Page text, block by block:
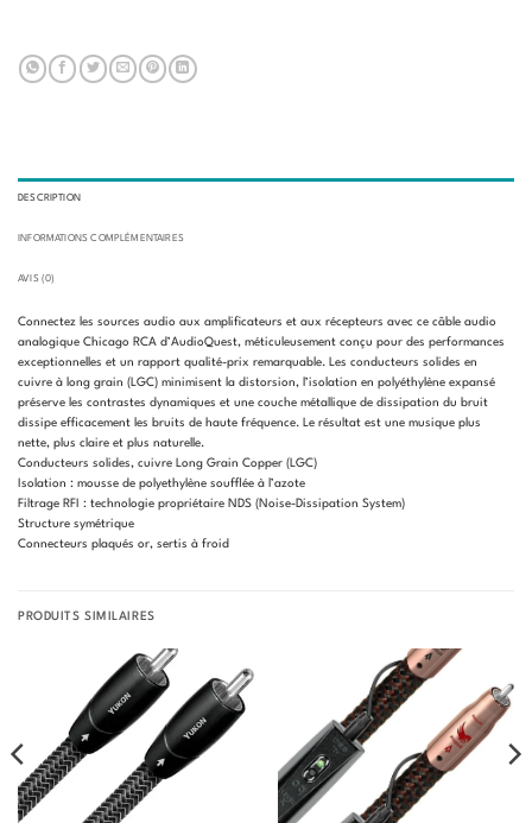
DESCRIPTION
INFORMATIONS COMPLÉMENTAIRES
AVIS (0)
Connectez les sources audio aux amplificateurs et aux récepteurs avec ce câble audio
analogique Chicago RCA d’AudioQuest, méticuleusement conçu pour des performances
exceptionnelles et un rapport qualité-prix remarquable. Les conducteurs solides en
cuivre à long grain (LGC) minimisent la distorsion, l’isolation en polyéthylène expansé
préserve les contrastes dynamiques et une couche métallique de dissipation du bruit
dissipe efficacement les bruits de haute fréquence. Le résultat est une musique plus
nette, plus claire et plus naturelle.
Conducteurs solides, cuivre Long Grain Copper (LGC)
Isolation : mousse de polyethylène soufflée à l’azote
Filtrage RFI : technologie propriétaire NDS (Noise-Dissipation System)
Structure symétrique
Connecteurs plaqués or, sertis à froid
PRODUITS SIMILAIRES